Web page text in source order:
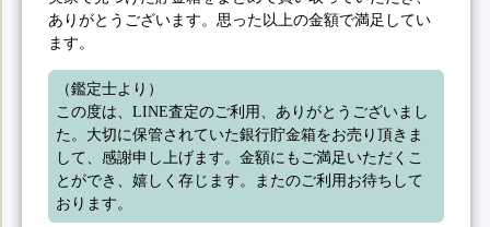
ありがとうございます。思った以上の金額で満足してい
ます。
（鑑定士より）
この度は、LINE査定のご利用、ありがとうございまし
た。大切に保管されていた銀行貯金箱をお売り頂きま
して、感謝申し上げます。金額にもご満足いただくこ
とができ、嬉しく存じます。またのご利用お待ちして
おります。